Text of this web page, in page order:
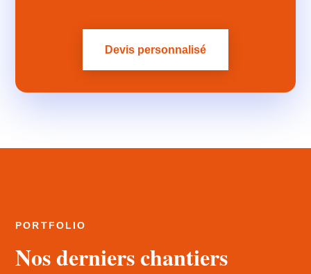
Devis personnalisé
PORTFOLIO
Nos derniers chantiers